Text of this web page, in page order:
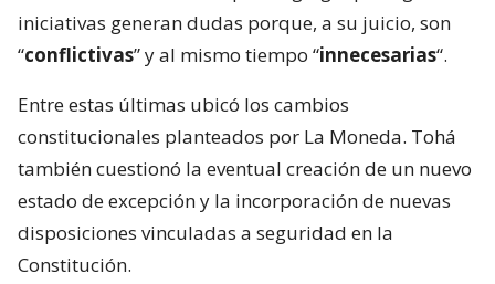
iniciativas generan dudas porque, a su juicio, son
“conflictivas” y al mismo tiempo “innecesarias“.
Entre estas últimas ubicó los cambios
constitucionales planteados por La Moneda. Tohá
también cuestionó la eventual creación de un nuevo
estado de excepción y la incorporación de nuevas
disposiciones vinculadas a seguridad en la
Constitución.